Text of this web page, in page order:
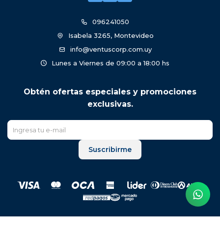
096241050
Isabela 3265, Montevideo
info@ventuscorp.com.uy
Lunes a Viernes de 09:00 a 18:00 hs
Obtén ofertas especiales y promociones
exclusivas.
Suscribirme